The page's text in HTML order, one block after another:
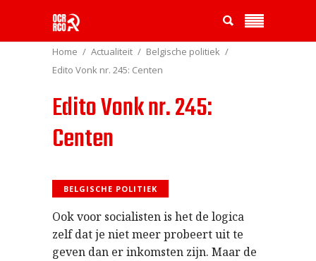
Home Actualiteit
Belgische politiek
Edito Vonk nr. 245: Centen
Edito Vonk nr. 245:
Centen
BELGISCHE POLITIEK
Ook voor socialisten is het de logica
zelf dat je niet meer probeert uit te
geven dan er inkomsten zijn. Maar de